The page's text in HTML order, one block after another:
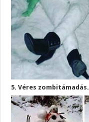
5. Véres zombitámadás.